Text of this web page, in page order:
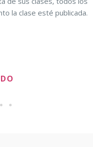
la clase esté publicada.